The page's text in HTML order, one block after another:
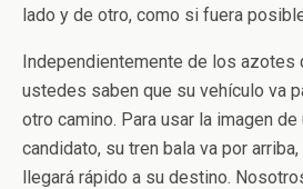
lado y de otro, como si fuera
Independientemente de los azotes
ustedes saben que su vehículo va
otro camino. Para usar la imagen
candidato, su tren bala va por
llegará rápido a su destino.